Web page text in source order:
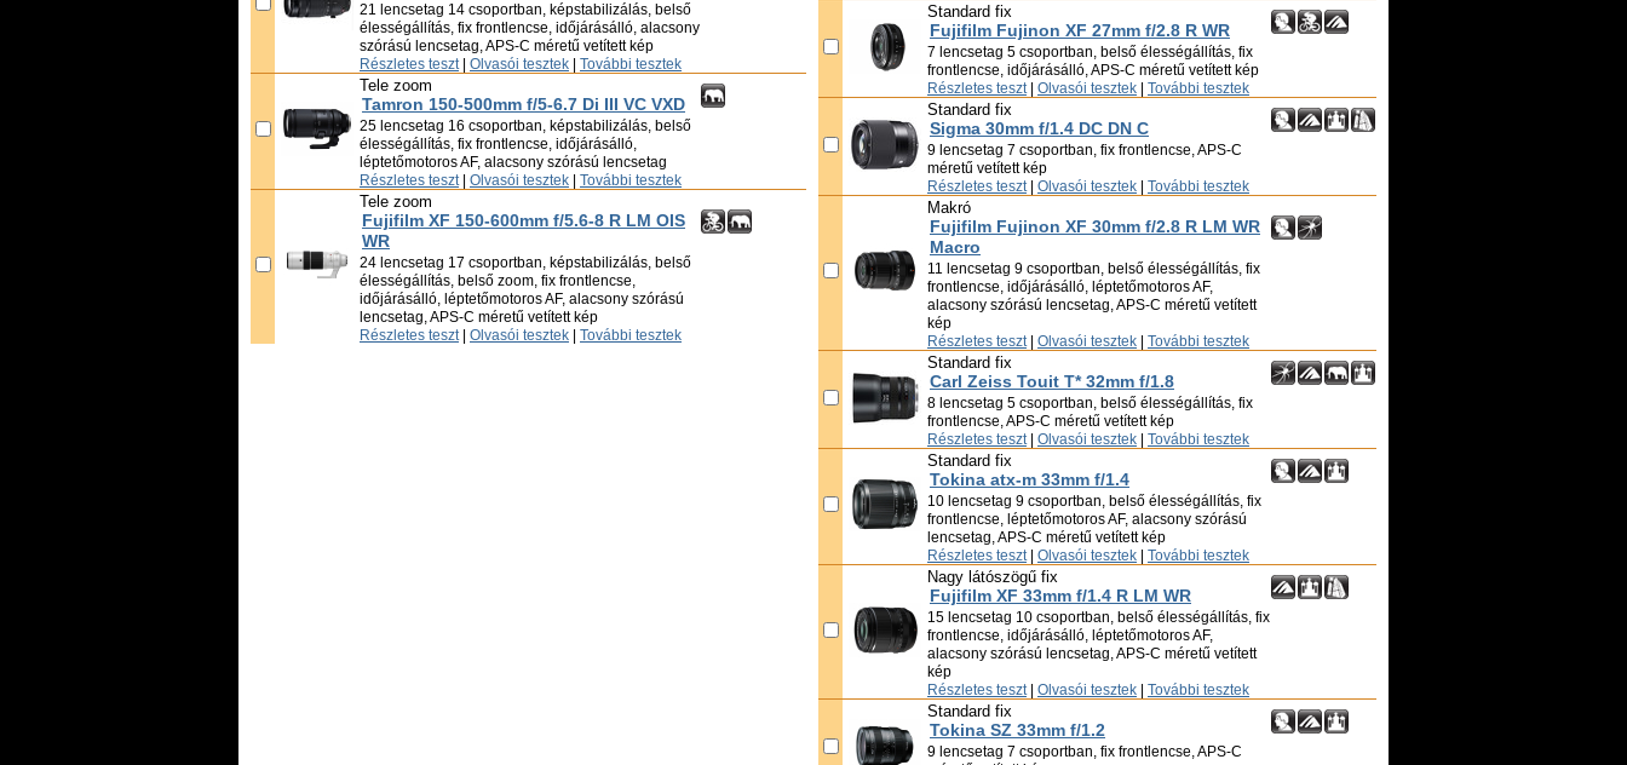
21 lencsetag 14 csoportban, képstabilizálás, belső
élességállítás, fix frontlencse, időjárásálló, alacsony
szórású lencsetag, APS-C méretű vetített kép
Részletes teszt Olvasói tesztek További tesztek
Tele zoom
Tamron 150-500mm f/5-6.7 Di III VC VXD
25 lencsetag 16 csoportban, képstabilizálás, belső
élességállítás, fix frontlencse, időjárásálló,
léptetőmotoros AF, alacsony szórású lencsetag
Részletes teszt Olvasói tesztek További tesztek
Tele zoom
Fujifilm XF 150-600mm f/5.6-8 R LM OIS
WR
24 lencsetag 17 csoportban, képstabilizálás, belső
élességállítás, belső zoom, fix frontlencse,
időjárásálló, léptetőmotoros AF, alacsony szórású
lencsetag, APS-C méretű vetített kép
Részletes teszt Olvasói tesztek További tesztek
Standard fix
Fujifilm Fujinon XF 27mm f/2.8 R WR
7 lencsetag 5 csoportban, belső élességállítás, fix
frontlencse, időjárásálló, APS-C méretű vetített kép
Részletes teszt Olvasói tesztek További tesztek
Standard fix
Sigma 30mm f/1.4 DC DN C
9 lencsetag 7 csoportban, fix frontlencse, APS-C
méretű vetített kép
Részletes teszt Olvasói tesztek További tesztek
Makró
Fujifilm Fujinon XF 30mm f/2.8 R LM WR
Macro
11 lencsetag 9 csoportban, belső élességállítás, fix
frontlencse, időjárásálló, léptetőmotoros AF,
alacsony szórású lencsetag, APS-C méretű vetített
kép
Részletes teszt Olvasói tesztek További tesztek
Standard fix
Carl Zeiss Touit T* 32mm f/1.8
8 lencsetag 5 csoportban, belső élességállítás, fix
frontlencse, APS-C méretű vetített kép
Részletes teszt Olvasói tesztek További tesztek
Standard fix
Tokina atx-m 33mm f/1.4
10 lencsetag 9 csoportban, belső élességállítás, fix
frontlencse, léptetőmotoros AF, alacsony szórású
lencsetag, APS-C méretű vetített kép
Részletes teszt Olvasói tesztek További tesztek
Nagy látószögű fix
Fujifilm XF 33mm f/1.4 R LM WR
15 lencsetag 10 csoportban, belső élességállítás, fix
frontlencse, időjárásálló, léptetőmotoros AF,
alacsony szórású lencsetag, APS-C méretű vetített
kép
Részletes teszt Olvasói tesztek További tesztek
Standard fix
Tokina SZ 33mm f/1.2
9 lencsetag 7 csoportban, fix frontlencse, APS-C